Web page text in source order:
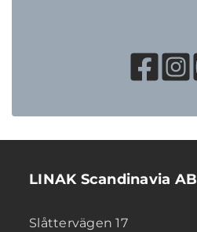
LINAK Scandinavia AB
Slåttervägen 17